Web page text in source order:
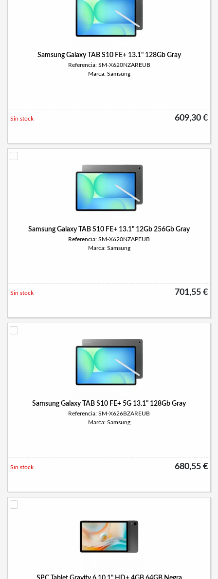
Samsung Galaxy TAB S10 FE+ 13.1" 128Gb Gray
Referencia: SM-X620NZAREUB
Marca: Samsung
609,30 €
Sin stock
Samsung Galaxy TAB S10 FE+ 13.1" 12Gb 256Gb Gray
Referencia: SM-X620NZAPEUB
Marca: Samsung
701,55 €
Sin stock
Samsung Galaxy TAB S10 FE+ 5G 13.1" 128Gb Gray
Referencia: SM-X626BZAREUB
Marca: Samsung
680,55 €
Sin stock